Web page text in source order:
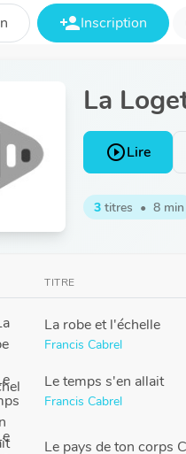
person_addInscription
La
play_circle_outlineLire
3titres • 8 min
TITRE
La robe et l'échelle
Francis Cabrel
Le temps s'en allait
Francis Cabrel
Le pays de ton corps